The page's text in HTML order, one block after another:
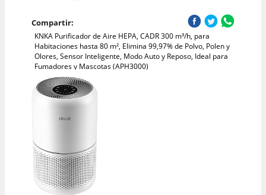
Compartir:
KNKA Purificador de Aire HEPA, CADR 300 m³/h, para
Habitaciones hasta 80 m², Elimina 99,97% de Polvo, Polen y
Olores, Sensor Inteligente, Modo Auto y Reposo, Ideal para
Fumadores y Mascotas (APH3000)